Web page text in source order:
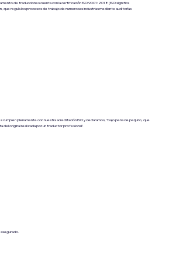
de traducciones cuenta con la certificación ISO 9001:2018 (ISO significa
que regula los procesos de trabajo de numerosas industrias mediante auditorías
cumplen plenamente con nuestra acreditación ISO y declaramos, "bajo pena de perjurio, que
del original realizada por un traductor profesional".